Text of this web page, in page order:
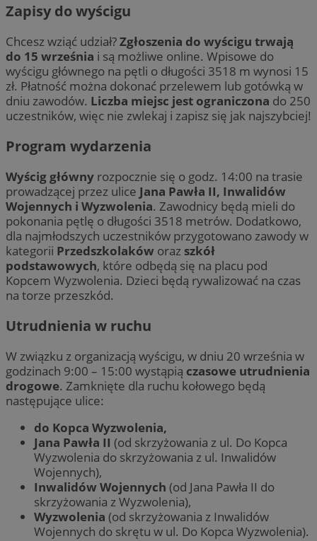
Zapisy do wyścigu
Chcesz wziąć udział?Zgłoszenia do wyścigu trwają
do 15 września i są możliwe online. Wpisowe do
wyścigu głównego na pętli o długości 3518 m wynosi 15
zł. Płatność można dokonać przelewem lub gotówką w
dniu zawodów. Liczba miejsc jest ograniczona do 250
uczestników, więc nie zwlekaj i zapisz się jak najszybciej!
Program wydarzenia
Wyścig główny rozpocznie się o godz. 14:00 na trasie
prowadzącej przez ulice Jana Pawła II, Inwalidów
Wojennych i Wyzwolenia. Zawodnicy będą mieli do
pokonania pętlę o długości 3518 metrów. Dodatkowo,
dla najmłodszych uczestników przygotowano zawody w
kategorii Przedszkolaków oraz szkół
podstawowych, które odbędą się na placu pod
Kopcem Wyzwolenia. Dzieci będą rywalizować na czas
na torze przeszkód.
Utrudnienia w ruchu
W związku z organizacją wyścigu, w dniu 20 września w
godzinach 9:00 – 15:00 wystąpią czasowe utrudnienia
drogowe. Zamknięte dla ruchu kołowego będą
następujące ulice:
do Kopca Wyzwolenia,
Jana Pawła II (od skrzyżowania z ul. Do Kopca
Wyzwolenia do skrzyżowania z ul. Inwalidów
Wojennych),
Inwalidów Wojennych (od Jana Pawła II do
skrzyżowania z Wyzwolenia),
Wyzwolenia (od skrzyżowania z Inwalidów
Wojennych do skrętu w ul. Do Kopca Wyzwolenia).